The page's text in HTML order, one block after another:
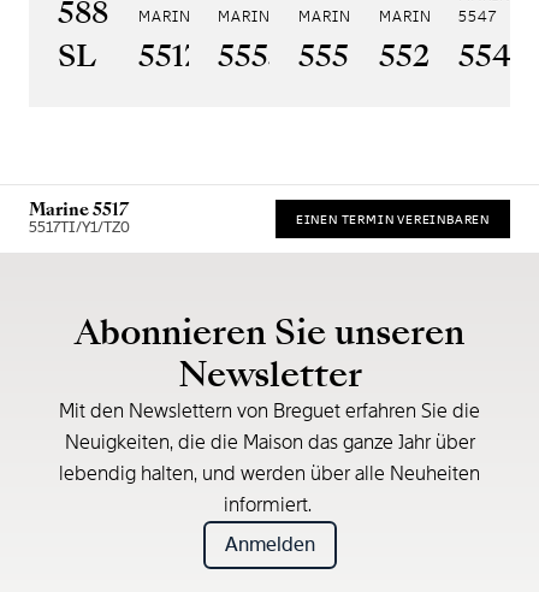
5887PT/YS/PW0
SL
MARINE 5517
5517BR/Y2/9ZU
MARINE HORA MUNDI 5555
5555BH/YS/9WV
MARINE HORA MUNDI 5557
5557BR/YS/
MARINE
5527BR/
5547
Marine 5517
5517TI/Y1/TZ0 EINEN TERMIN VEREINBAREN
Abonnieren Sie unseren
Newsletter
Mit den Newslettern von Breguet erfahren Sie die
Neuigkeiten, die die Maison das ganze Jahr über
lebendig halten, und werden über alle Neuheiten
informiert.
Anmelden